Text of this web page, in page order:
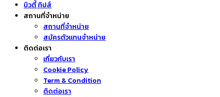
บิวตี้ ทิปส์
สถานที่จำหน่าย
สถานที่จำหน่าย
สมัครตัวแทนจำหน่าย
ติดต่อเรา
เกี่ยวกับเรา
Cookie Policy
Term & Condition
ติดต่อเรา